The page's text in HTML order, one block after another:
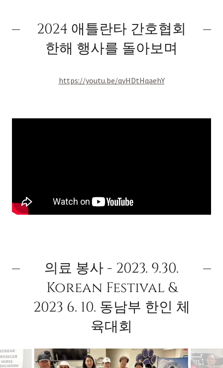
2024 애틀란타 간호협회
한해 행사를 돌아보며
https://youtu.be/qyHDtHqaehY
의료 봉사 - 2023. 9.30.
Korean Festival &
2023 6. 10. 동남부 한인 체
육대회